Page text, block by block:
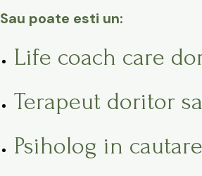
Sau poate esti un:
Life coach care
Terapeut doritor
Psiholog in